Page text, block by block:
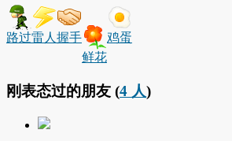
路过雷人 握手
鲜花
鸡蛋
刚表态过的朋友 (4 人)